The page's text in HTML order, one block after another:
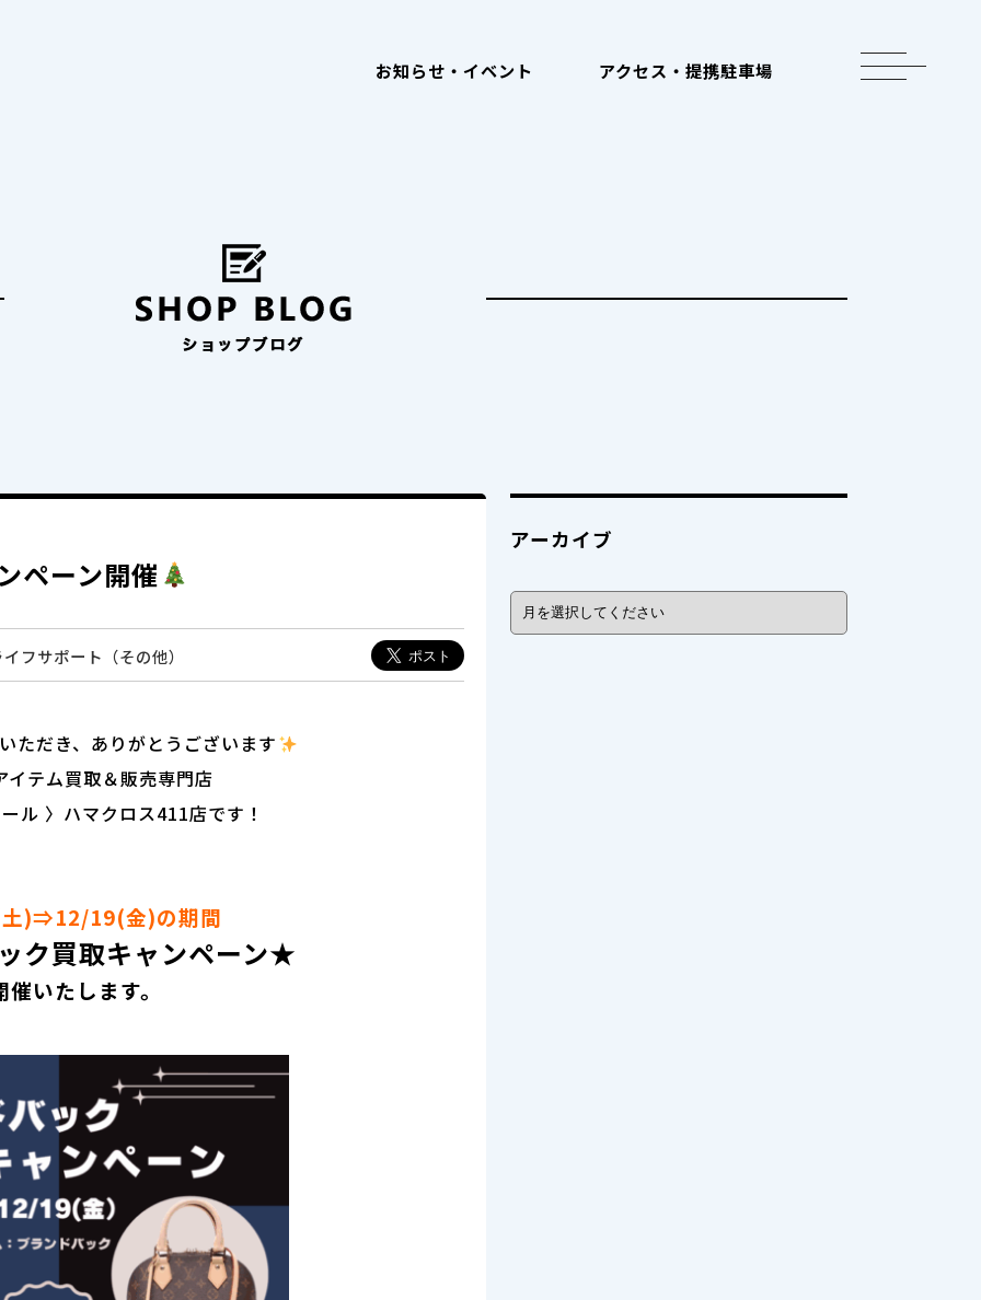
お知らせ・イベント アクセス・提携駐車場
navigation
ペーン開催
フサポート（その他）
ただき、ありがとうございます
イテム買取＆販売専門店
ル 〉 ハマクロス411店です！
)⇒12/19(金)の期間
ク買取キャンペーン★
催いたします。
アーカイブ